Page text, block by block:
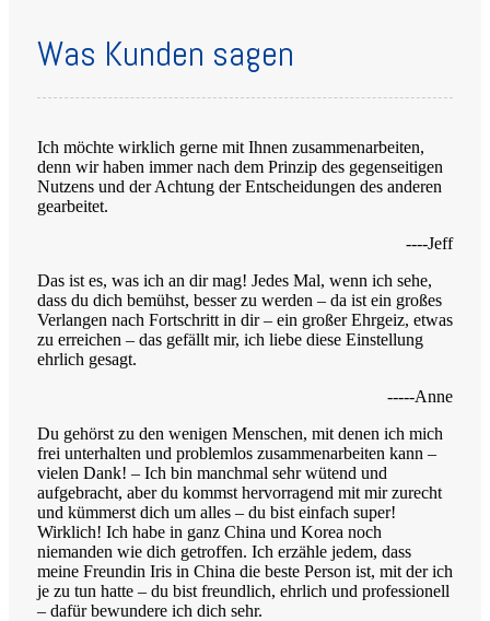
Was Kunden sagen
Ich möchte wirklich gerne mit Ihnen zusammenarbeiten,
denn wir haben immer nach dem Prinzip des gegenseitigen
Nutzens und der Achtung der Entscheidungen des anderen
gearbeitet.
----Jeff
Das ist es, was ich an dir mag! Jedes Mal, wenn ich sehe,
dass du dich bemühst, besser zu werden – da ist ein großes
Verlangen nach Fortschritt in dir – ein großer Ehrgeiz, etwas
zu erreichen – das gefällt mir, ich liebe diese Einstellung
ehrlich gesagt.
-----Anne
Du gehörst zu den wenigen Menschen, mit denen ich mich
frei unterhalten und problemlos zusammenarbeiten kann –
vielen Dank! – Ich bin manchmal sehr wütend und
aufgebracht, aber du kommst hervorragend mit mir zurecht
und kümmerst dich um alles – du bist einfach super!
Wirklich! Ich habe in ganz China und Korea noch
niemanden wie dich getroffen. Ich erzähle jedem, dass
meine Freundin Iris in China die beste Person ist, mit der ich
je zu tun hatte – du bist freundlich, ehrlich und professionell
– dafür bewundere ich dich sehr.